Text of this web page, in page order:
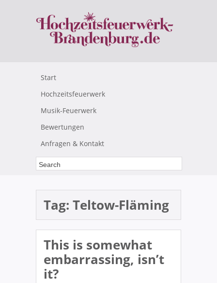
Start
Hochzeitsfeuerwerk
Musik-Feuerwerk
Bewertungen
Anfragen & Kontakt
Tag: Teltow-Fläming
This is somewhat
embarrassing, isn’t
it?